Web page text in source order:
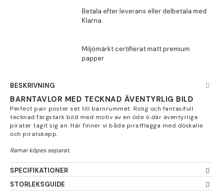
BESKRIVNING
BARNTAVLOR MED TECKNAD ÄVENTYRLIG BILD
Perfect pair poster set till barnrummet. Rolig och fantasifull
tecknad färgstark bild med motiv av en öde ö där äventyrliga
pirater tagit sig an. Här finner vi både piratflagga med döskalle
och piratskepp.
SPECIFIKATIONER
STORLEKSGUIDE